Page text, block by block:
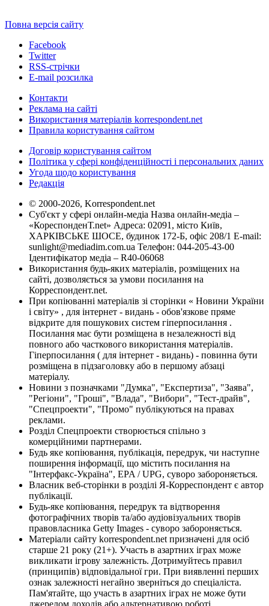
Повна версія сайту
Facebook
Twitter
RSS-стрічки
E-mail розсилка
Контакти
Реклама на сайті
Використання матеріалів korrespondent.net
Правила користування сайтом
Договір користування сайтом
Політика у сфері конфіденційності і персональних даних
Угода щодо користування
Редакція
© 2000-2026, Korrespondent.net
Суб'єкт у сфері онлайн-медіа Назва онлайн-медіа –
«КореспонденТ.net» Адреса: 02091, місто Київ,
ХАРКІВСЬКЕ ШОСЕ, будинок 172-Б, офіс 208/1 E-mail:
sunlight@mediadim.com.ua Телефон: 044-205-43-00
Ідентифікатор медіа – R40-06068
Використання будь-яких матеріалів, розміщених на
сайті, дозволяється за умови посилання на
Корреспондент.net.
При копіюванні матеріалів зі сторінки « Новини України
і світу» , для інтернет - видань - обов'язкове пряме
відкрите для пошукових систем гіперпосилання .
Посилання має бути розміщена в незалежності від
повного або часткового використання матеріалів.
Гіперпосилання ( для інтернет - видань) - повинна бути
розміщена в підзаголовку або в першому абзаці
матеріалу.
Новини з позначками "Думка", "Експертиза", "Заява",
"Регіони", "Гроші", "Влада", "Вибори", "Тест-драйв",
"Спецпроекти", "Промо" публікуються на правах
реклами.
Розділ Спецпроекти створюється спільно з
комерційними партнерами.
Будь яке копіювання, публікація, передрук, чи наступне
поширення інформації, що містить посилання на
"Інтерфакс-Україна", EPA / UPG, суворо забороняється.
Власник веб-сторінки в розділі Я-Корреспондент є автор
публікації.
Будь-яке копіювання, передрук та відтворення
фотографічних творів та/або аудіовізуальних творів
правовласника Getty Images - суворо забороняється.
Матеріали сайту korrespondent.net призначені для осіб
старше 21 року (21+). Участь в азартних іграх може
викликати ігрову залежність. Дотримуйтесь правил
(принципів) відповідальної гри. При виявленні перших
ознак залежності негайно зверніться до спеціаліста.
Пам'ятайте, що участь в азартних іграх не може бути